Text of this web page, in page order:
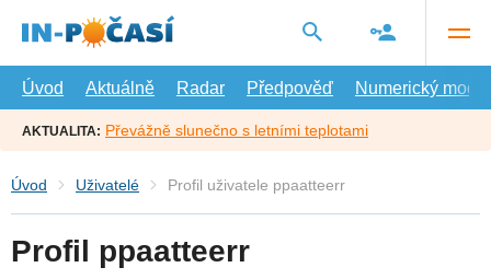
hlavní
Úvod
Aktuálně Radar Předpověď Numerický model
AKTUALITA: Převážně slunečno s letními teplotami
Úvod Uživatelé Profil uživatele ppaatteerr
Profil ppaatteerr